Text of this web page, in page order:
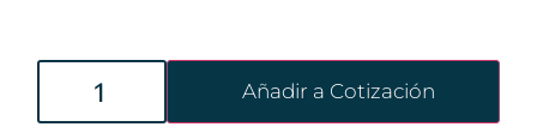
Añadir a Cotización